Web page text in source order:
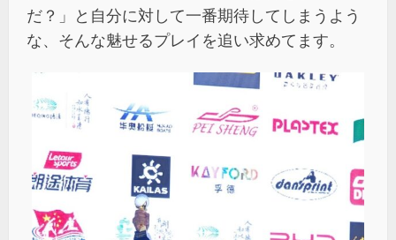
だ？」と自分に対して一番期待してしまうよう
な、そんな魅せるプレイを追い求めてます。